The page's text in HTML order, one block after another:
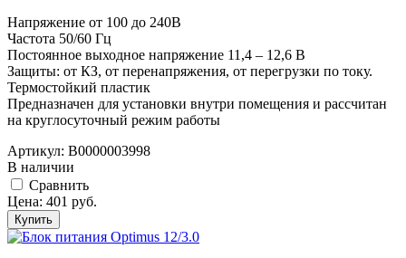
Напряжение от 100 до 240В
Частота 50/60 Гц
Постоянное выходное напряжение 11,4 – 12,6 В
Защиты: от КЗ, от перенапряжения, от перегрузки по току.
Термостойкий пластик
Предназначен для установки внутри помещения и рассчитан
на круглосуточный режим работы
Артикул: В0000003998
В наличии
Cравнить
Цена: 401 руб.
Купить